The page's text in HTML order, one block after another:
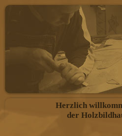
Herzlich
der